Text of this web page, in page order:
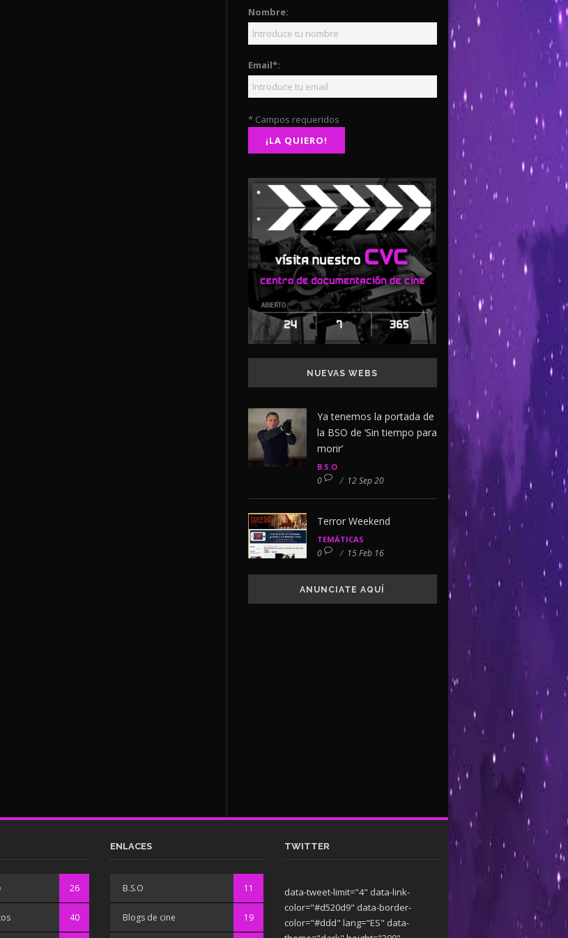
Nombre:
Email*:
* Campos requeridos
NUEVAS WEBS
Ya tenemos la portada de
la BSO de ‘Sin tiempo para
morir’
B.S.O
0 / 12 Sep 20
Terror Weekend
TEMÁTICAS
0 / 15 Feb 16
ANUNCIATE AQUÍ
26
40
ENLACES
B.S.O 11
Blogs de cine 19
TWITTER
data-tweet-limit="4" data-link-
color="#d520d9" data-border-
color="#ddd" lang="ES" data-